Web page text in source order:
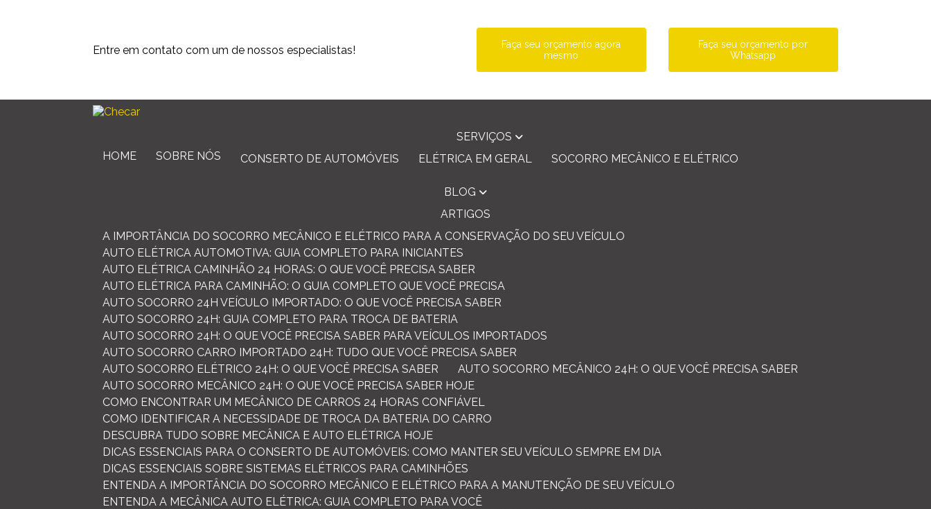
Entre em contato com um de nossos especialistas!
Faça seu orçamento agora
mesmo
Faça seu orçamento por
Whatsapp
HOME SOBRE NÓS
SERVIÇOS
CONSERTO DE AUTOMÓVEIS
ELÉTRICA EM GERAL SOCORRO MECÂNICO E ELÉTRICO
BLOG
ARTIGOS
A IMPORTÂNCIA DO SOCORRO MECÂNICO E ELÉTRICO PARA A CONSERVAÇÃO DO SEU VEÍCULO
AUTO ELÉTRICA AUTOMOTIVA: GUIA COMPLETO PARA INICIANTES
AUTO ELÉTRICA CAMINHÃO 24 HORAS: O QUE VOCÊ PRECISA SABER
AUTO ELÉTRICA PARA CAMINHÃO: O GUIA COMPLETO QUE VOCÊ PRECISA
AUTO SOCORRO 24H VEÍCULO IMPORTADO: O QUE VOCÊ PRECISA SABER
AUTO SOCORRO 24H: GUIA COMPLETO PARA TROCA DE BATERIA
AUTO SOCORRO 24H: O QUE VOCÊ PRECISA SABER PARA VEÍCULOS IMPORTADOS
AUTO SOCORRO CARRO IMPORTADO 24H: TUDO QUE VOCÊ PRECISA SABER
AUTO SOCORRO ELÉTRICO 24H: O QUE VOCÊ PRECISA SABER
AUTO SOCORRO MECÂNICO 24H: O QUE VOCÊ PRECISA SABER
AUTO SOCORRO MECÂNICO 24H: O QUE VOCÊ PRECISA SABER HOJE
COMO ENCONTRAR UM MECÂNICO DE CARROS 24 HORAS CONFIÁVEL
COMO IDENTIFICAR A NECESSIDADE DE TROCA DA BATERIA DO CARRO
DESCUBRA TUDO SOBRE MECÂNICA E AUTO ELÉTRICA HOJE
DICAS ESSENCIAIS PARA O CONSERTO DE AUTOMÓVEIS: COMO MANTER SEU VEÍCULO SEMPRE EM DIA
DICAS ESSENCIAIS SOBRE SISTEMAS ELÉTRICOS PARA CAMINHÕES
ENTENDA A IMPORTÂNCIA DO SOCORRO MECÂNICO E ELÉTRICO PARA A MANUTENÇÃO DE SEU VEÍCULO
ENTENDA A MECÂNICA AUTO ELÉTRICA: GUIA COMPLETO PARA VOCÊ